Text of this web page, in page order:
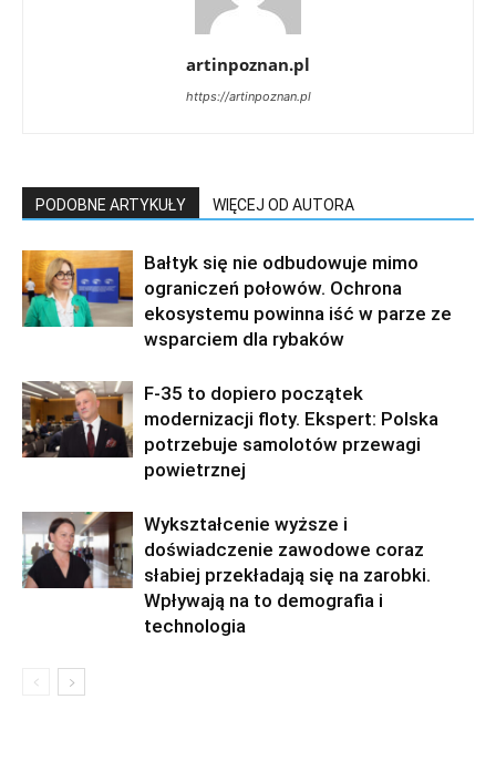
artinpoznan.pl
https://artinpoznan.pl
PODOBNE ARTYKUŁY WIĘCEJ OD AUTORA
Bałtyk się nie odbudowuje mimo
ograniczeń połowów. Ochrona
ekosystemu powinna iść w parze ze
wsparciem dla rybaków
F-35 to dopiero początek
modernizacji floty. Ekspert: Polska
potrzebuje samolotów przewagi
powietrznej
Wykształcenie wyższe i
doświadczenie zawodowe coraz
słabiej przekładają się na zarobki.
Wpływają na to demografia i
technologia